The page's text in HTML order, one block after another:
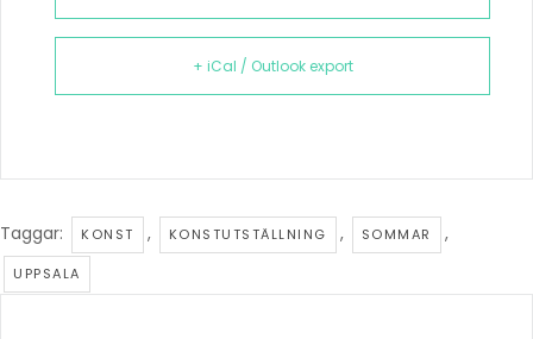
+ iCal / Outlook export
Taggar: KONST , KONSTUTSTÄLLNING , SOMMAR ,
UPPSALA